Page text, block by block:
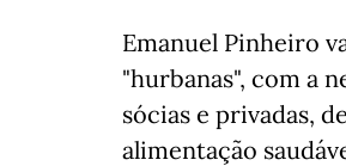
Emanuel Pinheiro
"hurbanas", com a
sócias e privadas,
alimentação